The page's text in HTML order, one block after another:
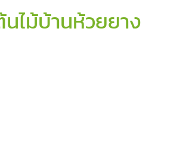
ไม้บ้านห้วยยาง